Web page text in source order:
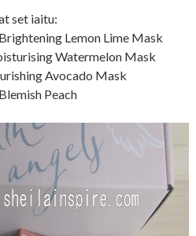
set iaitu:
Lemon Lime Mask
Watermelon Mask
Avocado Mask
Peach